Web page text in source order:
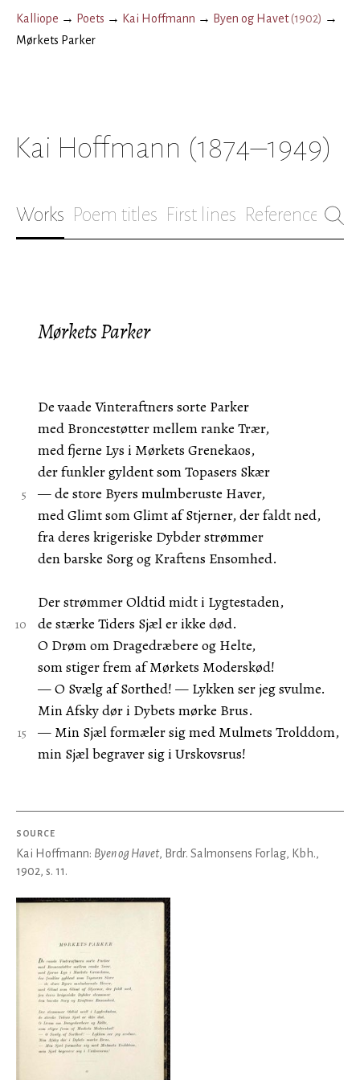
Kalliope → Poets → Kai Hoffmann → Byen og Havet(1902) →
Mørkets Parker
Kai Hoffmann (1874–1949)
Works Poem titles First lines References
Mørkets Parker
De vaade Vinteraftners sorte Parker
med Broncestøtter mellem ranke Trær,
med fjerne Lys i Mørkets Grenekaos,
der funkler gyldent som Topasers Skær
— de store Byers mulmberuste Haver,
med Glimt som Glimt af Stjerner, der faldt ned,
fra deres krigeriske Dybder strømmer
den barske Sorg og Kraftens Ensomhed.
Der strømmer Oldtid midt i Lygtestaden,
de stærke Tiders Sjæl er ikke død.
O Drøm om Dragedræbere og Helte,
som stiger frem af Mørkets Moderskød!
— O Svælg af Sorthed! — Lykken ser jeg svulme.
Min Afsky dør i Dybets mørke Brus.
— Min Sjæl formæler sig med Mulmets Trolddom,
min Sjæl begraver sig i Urskovsrus!
SOURCE
Kai Hoffmann: Byen og Havet, Brdr. Salmonsens Forlag, Kbh.,
1902, s. 11.